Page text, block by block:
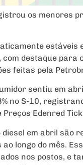
os menores
estáveis
destaque para
feitas pela
sentiu em
no S-10,
Edenred
diesel em abril
longo do mês.
nos postos, e